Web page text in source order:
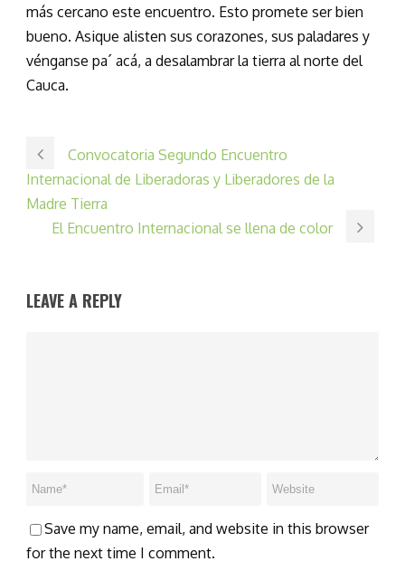
más cercano este encuentro. Esto promete ser bien
bueno. Asique alisten sus corazones, sus paladares y
vénganse pa´ acá, a desalambrar la tierra al norte del
Cauca.
Convocatoria Segundo Encuentro
Internacional de Liberadoras y Liberadores de la
Madre Tierra
El Encuentro Internacional se llena de color
LEAVE A REPLY
Save my name, email, and website in this browser
for the next time I comment.